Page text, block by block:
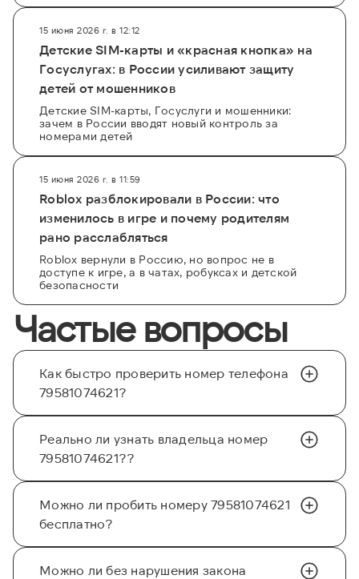
15 июня 2026 г. в 12:12
Детские SIM-карты и «красная кнопка» на
Госуслугах: в России усиливают защиту
детей от мошенников
Детские SIM-карты, Госуслуги и мошенники:
зачем в России вводят новый контроль за
номерами детей
15 июня 2026 г. в 11:59
Roblox разблокировали в России: что
изменилось в игре и почему родителям
рано расслабляться
Roblox вернули в Россию, но вопрос не в
доступе к игре, а в чатах, робуксах и детской
безопасности
Частые вопросы
Как быстро проверить номер телефона
79581074621?
Реально ли узнать владельца номер
79581074621??
Можно ли пробить номеру 79581074621
бесплатно?
Можно ли без нарушения закона